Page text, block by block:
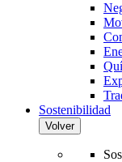
Sostenibilidad
Volver